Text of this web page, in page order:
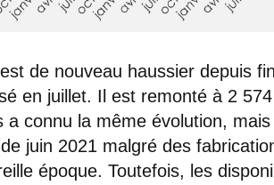
de nouveau haussier depuis
en juillet. Il est remonté à 2
connu la même évolution,
juin 2021 malgré des
époque. Toutefois, les